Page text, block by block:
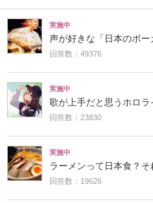
実施中
声が好きな「日本のボー
回答数：49376
実施中
歌が上手だと思うホロラ
回答数：23830
実施中
ラーメンって日本食？そ
回答数：19626